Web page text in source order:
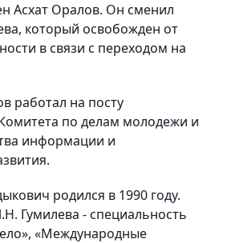
Асхат Оралов. Он сменил
который освобожден от
в связи с переходом на
работал на посту
по делам молодежи и
информации и
родился в 1990 году.
Гумилева - специальность
«Международные